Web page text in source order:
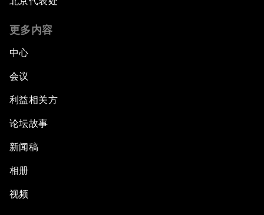
更多内容
中心
会议
利益相关方
论坛故事
新闻稿
相册
视频